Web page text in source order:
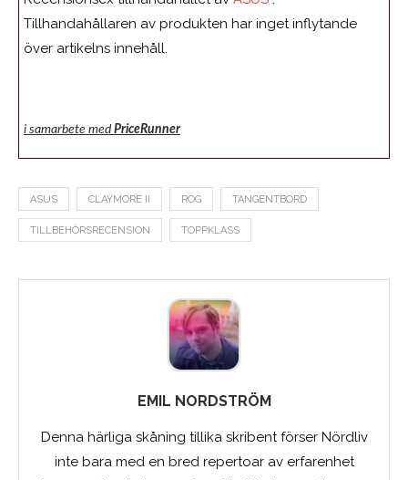
Tillhandahållaren av produkten har inget inflytande
över artikelns innehåll.
i samarbete medPriceRunner
ASUS CLAYMORE II ROG TANGENTBORD
TILLBEHÖRSRECENSION TOPPKLASS
EMIL NORDSTRÖM
Denna härliga skåning tillika skribent förser Nördliv
inte bara med en bred repertoar av erfarenhet